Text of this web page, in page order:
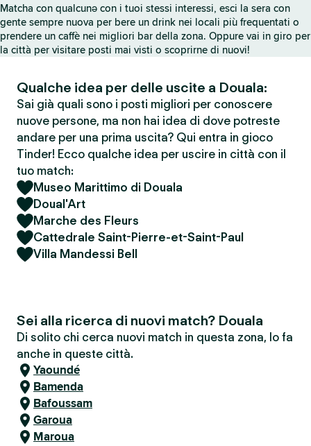
Matcha con qualcunə con i tuoi stessi interessi, esci la sera con
gente sempre nuova per bere un drink nei locali più frequentati o
prendere un caffè nei migliori bar della zona. Oppure vai in giro per
la città per visitare posti mai visti o scoprirne di nuovi!
Qualche idea per delle uscite a Douala:
Sai già quali sono i posti migliori per conoscere
nuove persone, ma non hai idea di dove potreste
andare per una prima uscita? Qui entra in gioco
Tinder! Ecco qualche idea per uscire in città con il
tuo match:
Museo Marittimo di Douala
Doual'Art
Marche des Fleurs
Cattedrale Saint-Pierre-et-Saint-Paul
Villa Mandessi Bell
Sei alla ricerca di nuovi match? Douala
Di solito chi cerca nuovi match in questa zona, lo fa
anche in queste città.
Yaoundé
Bamenda
Bafoussam
Garoua
Maroua